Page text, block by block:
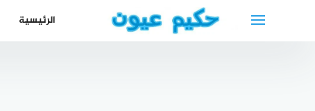
الرئيسية